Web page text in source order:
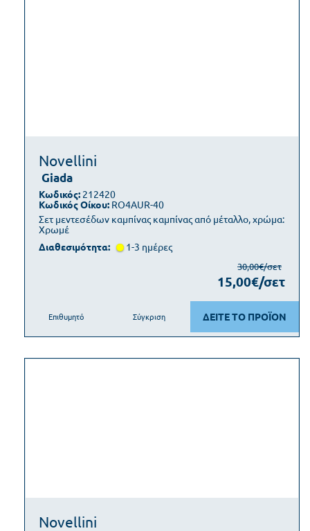
Novellini
Giada
Σετ μεντεσέδων καμπίνας καμπίνας από μέταλλο, χρώμα:
Χρωμέ
Κωδικός: 212420
Κωδικός Οίκου: RO4AUR-40
Διαθεσιμότητα: 1-3 ημέρες
30,00€/σετ
15,00€/σετ
ΔΕΙΤΕ ΤΟ ΠΡΟΪΟΝ
Επιθυμητό Σύγκριση
Novellini